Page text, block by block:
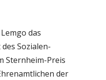
das
Sozialen-
Sternheim-Preis
der